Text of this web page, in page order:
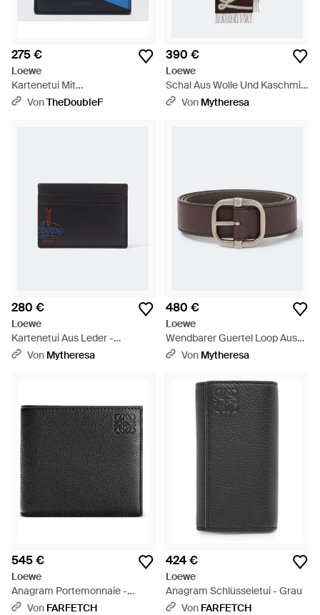
275 €
Loewe
Kartenetui Mit
Marineblauem/Hellblauem
VonTheDoubleF
390 €
Loewe
Schal Aus Wolle Und Kaschmir
- Braun
Von Mytheresa
280 €
Loewe
Kartenetui Aus Leder -
Schwarz
Von Mytheresa
480 €
Loewe
Wendbarer Guertel Loop Aus
Leder - Braun
Von Mytheresa
545 €
Loewe
Anagram Portemonnaie -
Schwarz
Von FARFETCH
424 €
Loewe
Anagram Schlüsseletui - Grau
Von FARFETCH